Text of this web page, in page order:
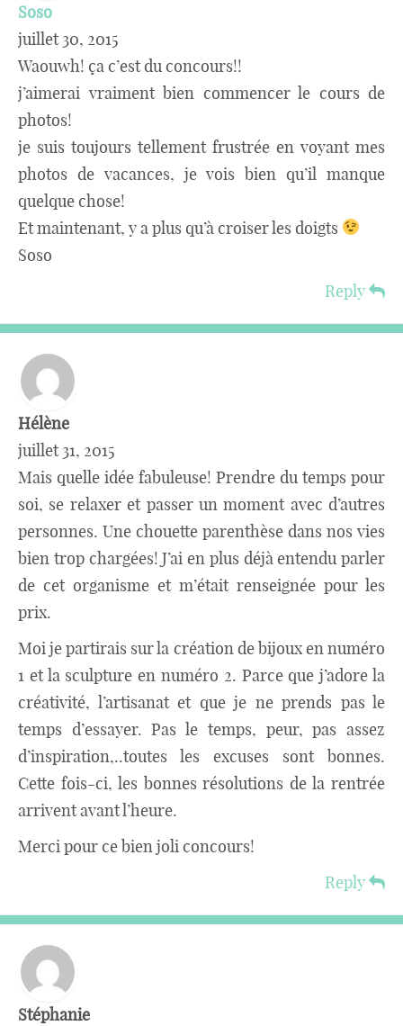
Soso
juillet 30, 2015
Waouwh! ça c’est du concours!!
j’aimerai vraiment bien commencer le cours de
photos!
je suis toujours tellement frustrée en voyant mes
photos de vacances, je vois bien qu’il manque
quelque chose!
Et maintenant, y a plus qu’à croiser les doigts
Soso
Reply
Hélène
juillet 31, 2015
Mais quelle idée fabuleuse! Prendre du temps pour
soi, se relaxer et passer un moment avec d’autres
personnes. Une chouette parenthèse dans nos vies
bien trop chargées! J’ai en plus déjà entendu parler
de cet organisme et m’était renseignée pour les
prix.
Moi je partirais sur la création de bijoux en numéro
1 et la sculpture en numéro 2. Parce que j’adore la
créativité, l’artisanat et que je ne prends pas le
temps d’essayer. Pas le temps, peur, pas assez
d’inspiration,..toutes les excuses sont bonnes.
Cette fois-ci, les bonnes résolutions de la rentrée
arrivent avant l’heure.
Merci pour ce bien joli concours!
Reply
Stéphanie